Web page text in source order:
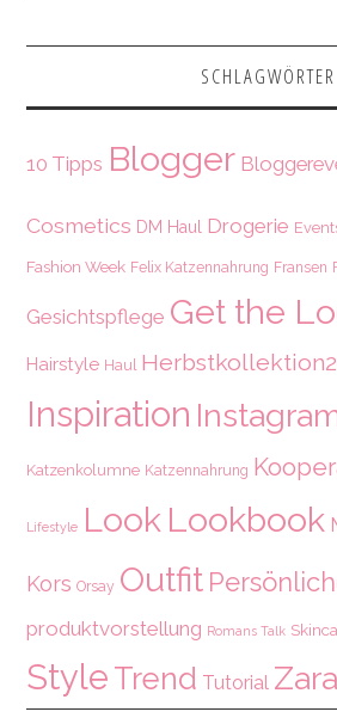
SCHLAGWÖRTER
10 Tipps Blogger
Cosmetics DM Haul Drogerie
Fashion Week Felix Katzennahrung Fransen
Gesichtspflege Get the
Hairstyle Haul
Inspiration
Katzenkolumne Katzennahrung
Lifestyle Look Lookbook
Kors Orsay Outfit
produktvorstellung Romans Talk
Style Trend Tutorial Zara